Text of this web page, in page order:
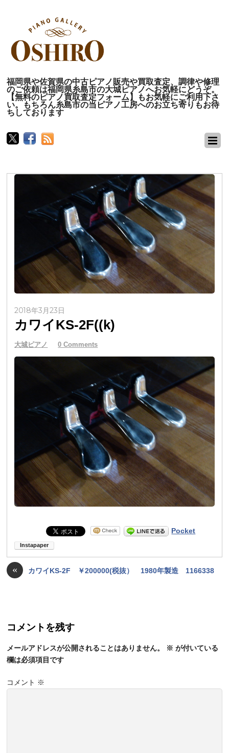
福岡県や佐賀県の中古ピアノ販売や買取査定、調律や修理
のご依頼は福岡県糸島市の大城ピアノへお気軽にどうぞ。
【無料のピアノ買取査定フォーム】もお気軽にご利用下さ
い。もちろん糸島市の当ピアノ工房へのお立ち寄りもお待
ちしております
2018年3月23日
カワイKS-2F((k)
大城ピアノ 0 Comments
Pocket
« カワイKS-2F ￥200000(税抜） 1980年製造 1166338
コメントを残す
メールアドレスが公開されることはありません。 ※ が付いている
欄は必須項目です
コメント ※